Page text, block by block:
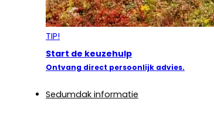
TIP!
Start de keuzehulp
Ontvang direct persoonlijk advies.
Sedumdak informatie